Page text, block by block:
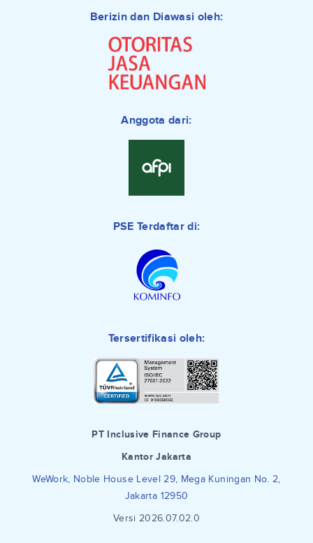
Berizin dan Diawasi oleh:
Anggota dari:
PSE Terdaftar di:
Tersertifikasi oleh:
PT Inclusive Finance Group
Kantor Jakarta
WeWork, Noble House Level 29, Mega Kuningan No. 2,
Jakarta 12950
Versi 2026.07.02.0